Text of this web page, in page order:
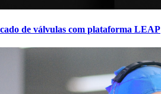
de válvulas com plataforma LEAP